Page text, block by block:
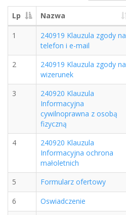
Lp Nazwa
1
240919 Klauzula zgody na
telefon i e-mail
2
240919 Klauzula zgody na
wizerunek
3
240920 Klauzula
Informacyjna
cywilnoprawna z osobą
fizyczną
4
240920 Klauzula
Informacyjna ochrona
małoletnich
5 Formularz ofertowy
6 Oswiadczenie